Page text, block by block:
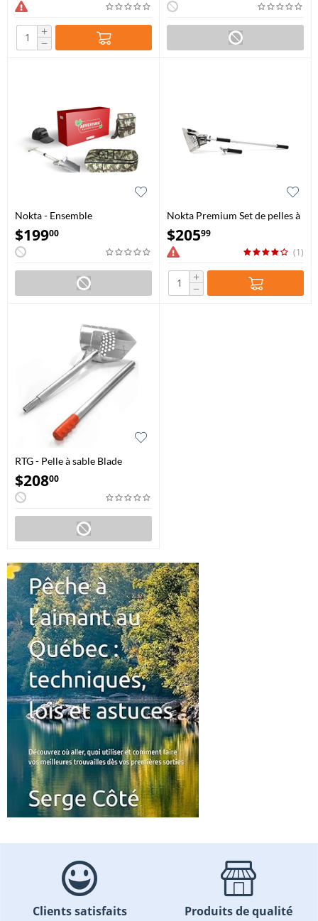
+
−
Nokta - Ensemble
d'accessoires d'Aventure
$19900
Nokta Premium Set de pelles à
sable 3-en-1
$20599
(1)
+
−
RTG - Pelle à sable Blade
$20800
Clients satisfaits Produits de qualité